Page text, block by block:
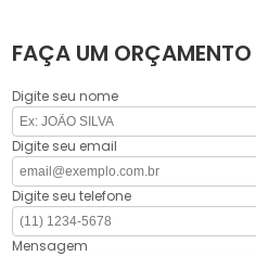
FAÇA UM ORÇAMENTO
Digite seu nome
Digite seu email
Digite seu telefone
Mensagem